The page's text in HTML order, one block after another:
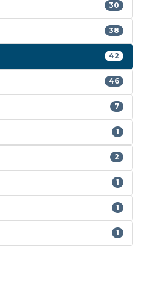
30
38
42
46
7
1
2
1
1
1